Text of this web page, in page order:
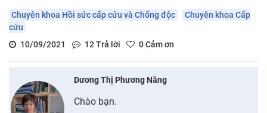
Chuyên khoa Hồi sức cấp cứu và Chống độc
Chuyên khoa Cấp
cứu
10/09/2021
12Trả lời 0Cảm ơn
Dương Thị Phương Năng
Chào bạn.